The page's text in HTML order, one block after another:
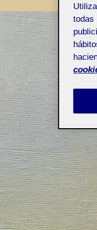
todas